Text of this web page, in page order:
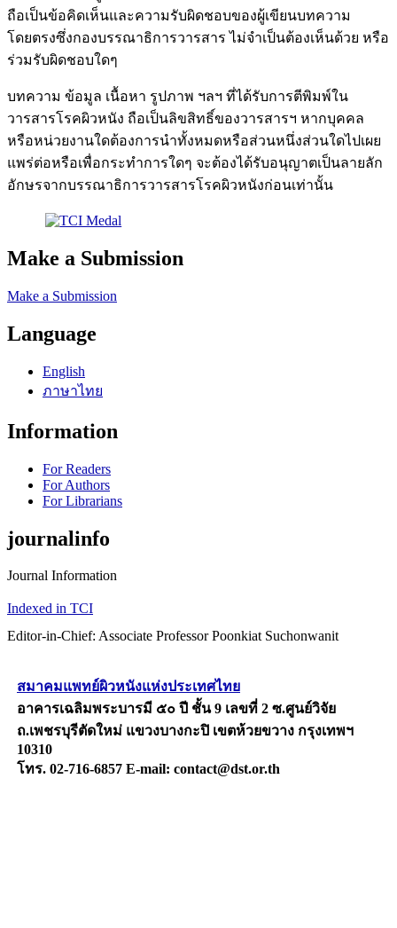
ถือเป็นข้อคิดเห็นและความรับผิดชอบของผู้เขียนบทความ
โดยตรงซึ่งกองบรรณาธิการวารสาร ไม่จำเป็นต้องเห็นด้วย หรือ
ร่วมรับผิดชอบใดๆ
บทความ ข้อมูล เนื้อหา รูปภาพ ฯลฯ ที่ได้รับการตีพิมพ์ใน
วารสารโรคผิวหนัง ถือเป็นลิขสิทธิ์ของวารสารฯ หากบุคคล
หรือหน่วยงานใดต้องการนำทั้งหมดหรือส่วนหนึ่งส่วนใดไปเผย
แพร่ต่อหรือเพื่อกระทำการใดๆ จะต้องได้รับอนุญาตเป็นลายลัก
อักษรจากบรรณาธิการวารสารโรคผิวหนังก่อนเท่านั้น
Make a Submission
Make a Submission
Language
English
ภาษาไทย
Information
For Readers
For Authors
For Librarians
journalinfo
Journal Information
Indexed in TCI
Editor-in-Chief: Associate Professor Poonkiat Suchonwanit
สมาคมแพทย์ผิวหนังแห่งประเทศไทย
อาคารเฉลิมพระบารมี ๕๐ ปี ชั้น 9 เลขที่ 2 ซ.ศูนย์วิจัย
ถ.เพชรบุรีตัดใหม่ แขวงบางกะปิ เขตห้วยขวาง กรุงเทพฯ
10310
โทร. 02-716-6857 E-mail: contact@dst.or.th